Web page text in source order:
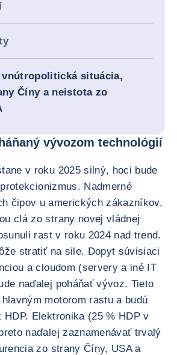
vnútropolitická situácia,
Číny a neistota zo
vývozom technológií
v roku 2025 silný, hoci bude
Nadmerné
čipov u amerických zákazníkov,
clá zo strany novej vládnej
rast v roku 2024 nad trend.
stratiť na sile. Dopyt súvisiaci
a cloudom (servery a iné IT
naďalej poháňať vývoz. Tieto
motorom rastu a budú
Elektronika (25 % HDP v
naďalej zaznamenávať trvalý
zo strany Číny, USA a